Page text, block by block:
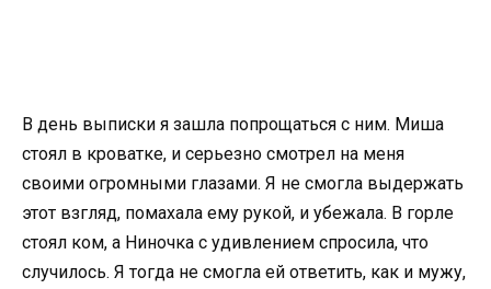
В день выписки я зашла попрощаться с ним. Миша
стоял в кроватке, и серьезно смотрел на меня
своими огромными глазами. Я не смогла выдержать
этот взгляд, помахала ему рукой, и убежала. В горле
стоял ком, а Ниночка с удивлением спросила, что
случилось. Я тогда не смогла ей ответить, как и мужу,